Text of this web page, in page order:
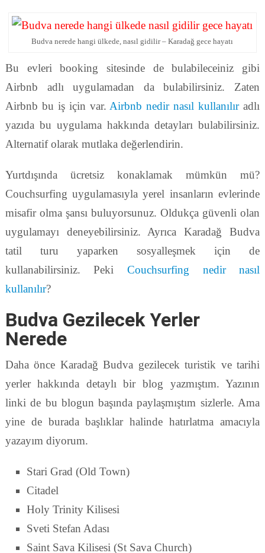
Budva nerede hangi ülkede, nasıl gidilir – Karadağ gece hayatı
Bu evleri booking sitesinde de bulabileceiniz gibi
Airbnb adlı uygulamadan da bulabilirsiniz. Zaten
Airbnb bu iş için var. Airbnb nedir nasıl kullanılıradlı
yazıda bu uygulama hakkında detayları bulabilirsiniz.
Alternatif olarak mutlaka değerlendirin.
Yurtdışında ücretsiz konaklamak mümkün mü?
Couchsurfing uygulamasıyla yerel insanların evlerinde
misafir olma şansı buluyorsunuz. Oldukça güvenli olan
uygulamayı deneyebilirsiniz. Ayrıca Karadağ Budva
tatil turu yaparken sosyalleşmek için de
kullanabilirsiniz. Peki Couchsurfing nedir nasıl
kullanılır?
Budva Gezilecek Yerler
Nerede
Daha önce Karadağ Budva gezilecek turistik ve tarihi
yerler hakkında detaylı bir blog yazmıştım. Yazının
linki de bu blogun başında paylaşmıştım sizlerle. Ama
yine de burada başlıklar halinde hatırlatma amacıyla
yazayım diyorum.
Stari Grad (Old Town)
Citadel
Holy Trinity Kilisesi
Sveti Stefan Adası
Saint Sava Kilisesi (St Sava Church)